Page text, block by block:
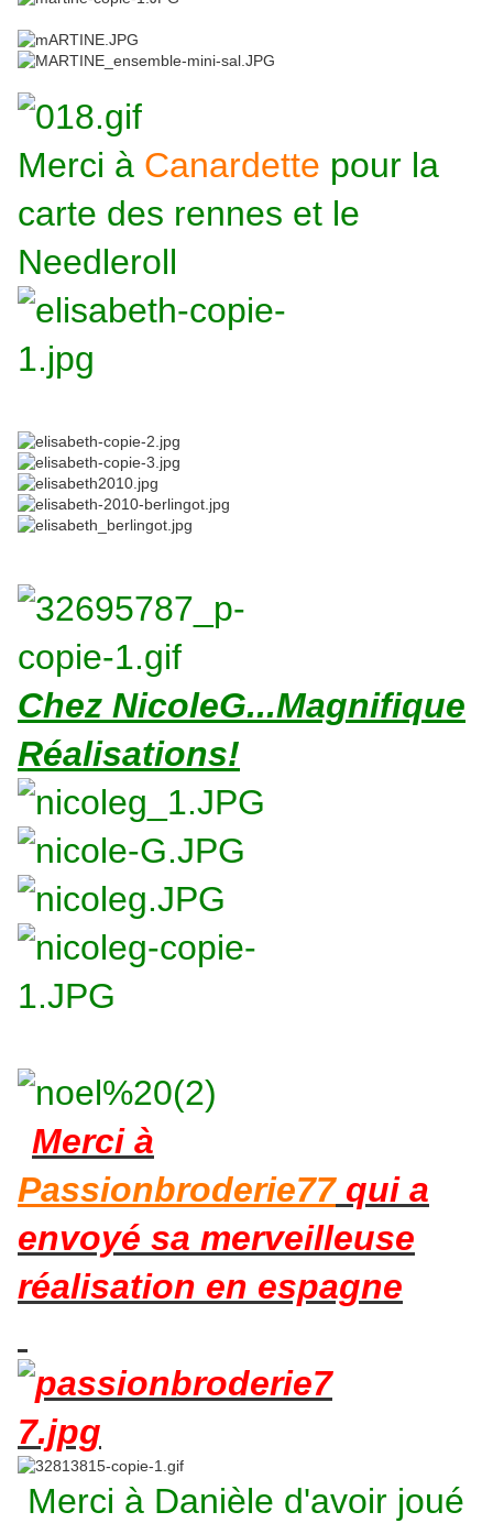
Merci à Canardette pour la
carte des rennes et le
Needleroll
Chez NicoleG...Magnifique
Réalisations!
Merci à
Passionbroderie77qui a
envoyé sa merveilleuse
réalisation en espagne
Merci à Danièle d'avoir joué